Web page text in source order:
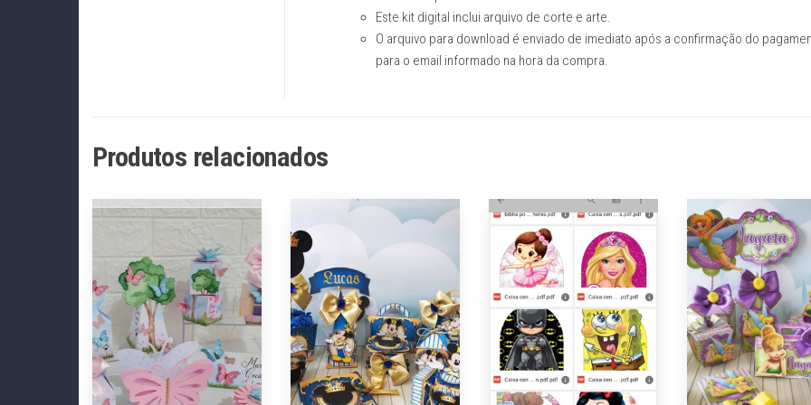
Este kit digital inclui arquivo de corte e arte.
O arquivo para download é enviado de imediato após a confirmação do
para o email informado na hora da compra.
Produtos relacionados